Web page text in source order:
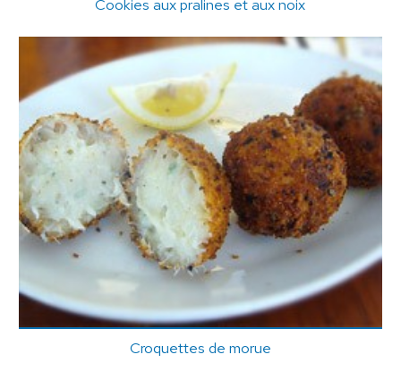
Cookies aux pralines et aux noix
Croquettes de morue